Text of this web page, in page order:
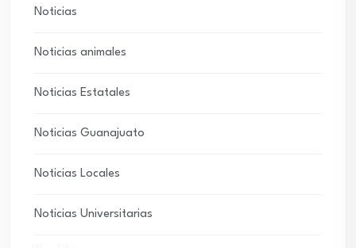
Noticias
Noticias animales
Noticias Estatales
Noticias Guanajuato
Noticias Locales
Noticias Universitarias